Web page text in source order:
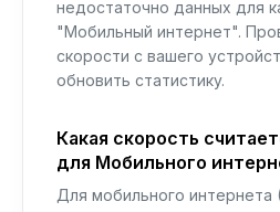
недостаточно данных для
"Мобильный интернет".
скорости с вашего
обновить статистику.
Какая скорость
для Мобильного
Для мобильного интернета